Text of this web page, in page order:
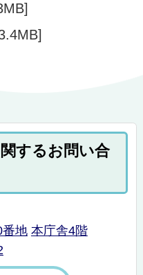
するお問い合
番地 本庁舎4階